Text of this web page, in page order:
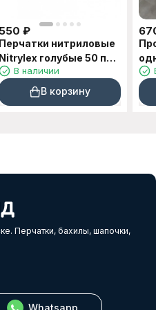
550 ₽
Перчатки нитриловые
Nitrylex голубые 50 пар
S, M, L
В наличии
В корзину
в
Перчатки, бахилы, шапочки,
Whatsapp